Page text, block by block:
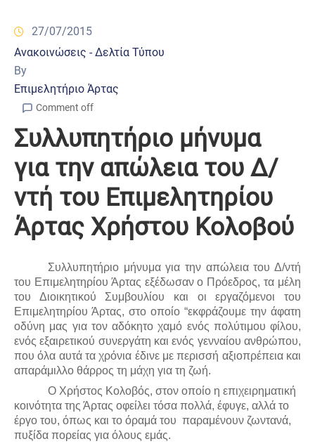
27/07/2015
Ανακοινώσεις - Δελτία Τύπου
By
Επιμελητήριο Άρτας
Comment off
Συλλυπητήριο μήνυμα
για την απώλεια του Δ/
ντή του Επιμελητηρίου
Άρτας Χρήστου Κολοβού
Συλλυπητήριο μήνυμα για την απώλεια του Δ/ντή
του Επιμελητηρίου Άρτας εξέδωσαν ο Πρόεδρος, τα μέλη
του Διοικητικού Συμβουλίου και οι εργαζόμενοι του
Επιμελητηρίου Άρτας, στο οποίο “εκφράζουμε την άφατη
οδύνη μας για τον αδόκητο χαμό ενός πολύτιμου φίλου,
ενός εξαιρετικού συνεργάτη και ενός γενναίου ανθρώπου,
που όλα αυτά τα χρόνια έδινε με περισσή αξιοπρέπεια και
απαράμιλλο θάρρος τη μάχη για τη ζωή.
Ο Χρήστος Κολοβός, στον οποίο η επιχειρηματική
κοινότητα της Άρτας οφείλει τόσα πολλά, έφυγε, αλλά το
έργο του, όπως και το όραμά του παραμένουν ζωντανά,
πυξίδα πορείας για όλους εμάς.